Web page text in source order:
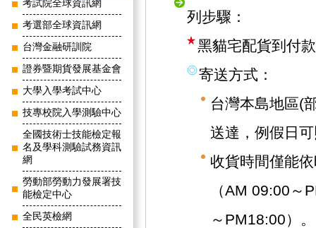
考試院全球資訊網
考選部全球資訊網
台灣金融研訓院
證券暨期貨發展基金會
大學入學考試中心
技專校院入學測驗中心
全國技術士技能檢定報
名及學科測驗試務資訊
網
勞動部勞動力發展署技
能檢定中心
全民英檢網
列步驟：
黑貓宅配貨到付
寄送方式：
台灣本島地區(
送達，例假日
收貨時間僅能
（AM 09:00～
～PM18:00）。